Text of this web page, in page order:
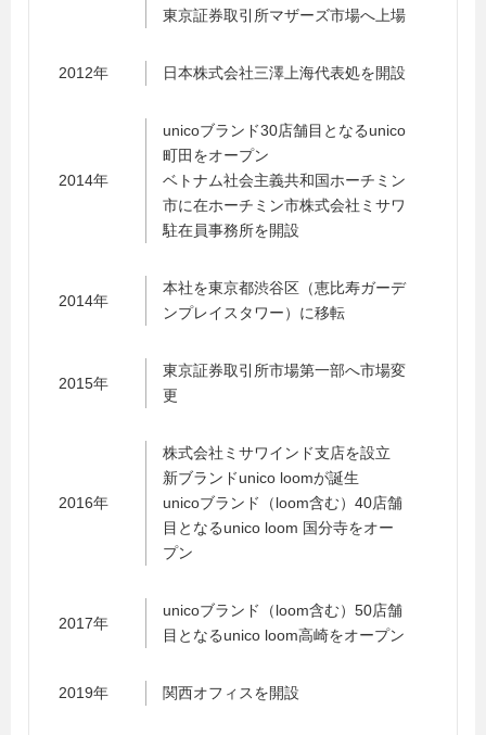
東京証券取引所マザーズ市場へ上場
2012年 日本株式会社三澤上海代表処を開設
2014年
unicoブランド30店舗目となるunico
町田をオープン
ベトナム社会主義共和国ホーチミン
市に在ホーチミン市株式会社ミサワ
駐在員事務所を開設
2014年
本社を東京都渋谷区（恵比寿ガーデ
ンプレイスタワー）に移転
2015年
東京証券取引所市場第一部へ市場変
更
2016年
株式会社ミサワインド支店を設立
新ブランドunico loomが誕生
unicoブランド（loom含む）40店舗
目となるunico loom 国分寺をオー
プン
2017年
unicoブランド（loom含む）50店舗
目となるunico loom高崎をオープン
2019年 関西オフィスを開設